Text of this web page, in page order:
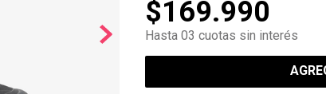
$169.990
Hasta 03 cuotas sin interés